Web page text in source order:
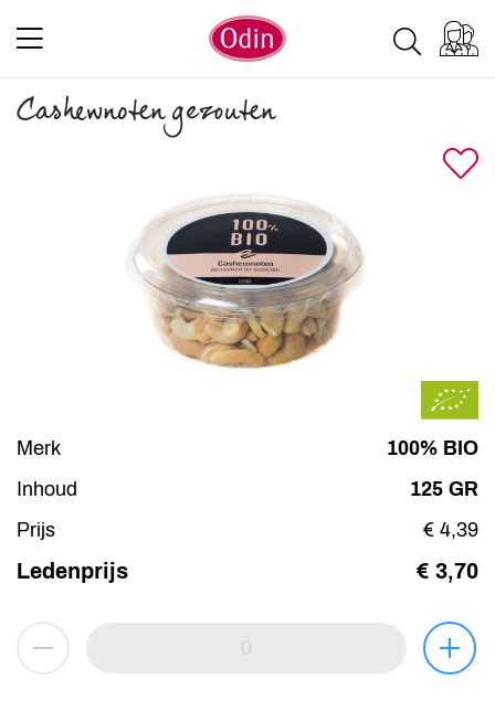
Cashewnoten gezouten
Merk
100% BIO
Inhoud
125 GR
Prijs
€ 4,39
Ledenprijs € 3,70